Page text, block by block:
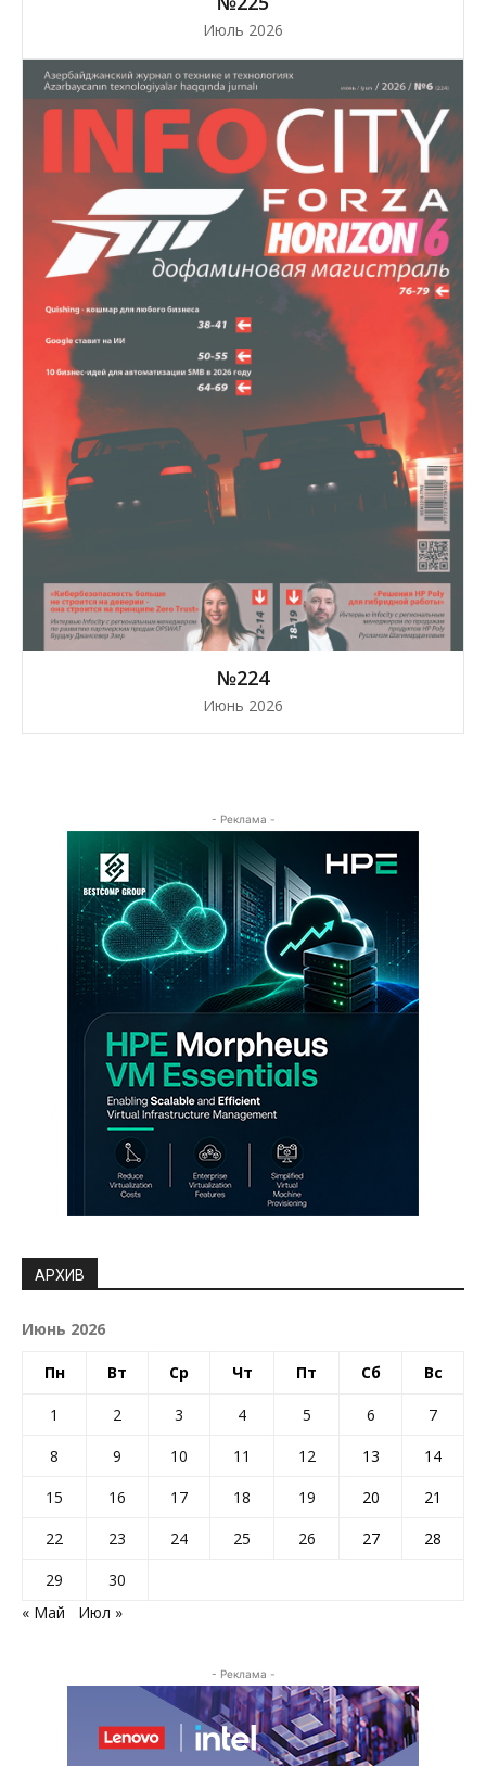
Июль 2026
№224
Июнь 2026
- Реклама -
АРХИВ
Июнь 2026
Пн Вт Ср Чт Пт Сб Вс
1 2 3 4 5 6
7
8
9 10 11 12 13
14
15
16 17 18 19 20
21
22
23 24 25 26 27
28
29
30
« Май
Июл »
- Реклама -